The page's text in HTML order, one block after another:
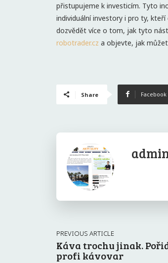
přistupujeme k investicím. Tyto
individuální investory i pro ty,
dozvědět více o tom, jak tyto
robotrader.cz a objevte, jak
Share Facebook
PREVIOUS ARTICLE
Káva trochu jinak.
profi kávovar